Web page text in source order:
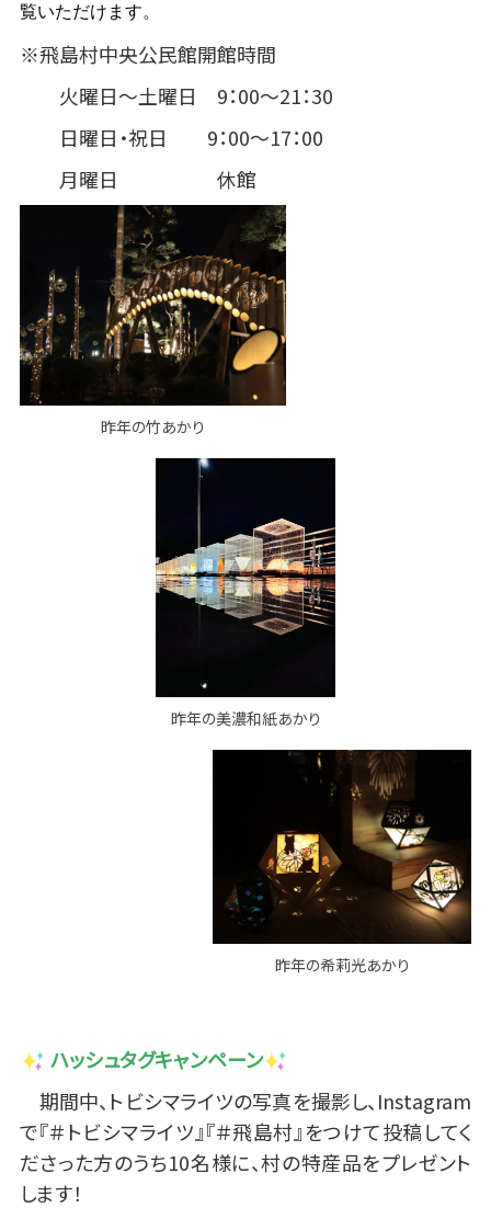
覧いただけます。
※飛島村中央公民館開館時間
火曜日～土曜日 9：00～21：30
日曜日・祝日 9：00～17：00
月曜日 休館
昨年の竹あかり
昨年の美濃和紙あかり
昨年の希莉光あかり
ハッシュタグキャンペーン
期間中、トビシマライツの写真を撮影し、Instagram
で『＃トビシマライツ』『＃飛島村』をつけて投稿してく
ださった方のうち10名様に、村の特産品をプレゼント
します！